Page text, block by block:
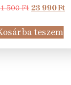
500Ft Original
was:
31
500 Ft.
23 990Ft
teszem